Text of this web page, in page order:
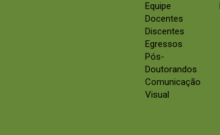
Equipe
Docentes
Discentes
Egressos
Pós-
Doutorandos
Comunicação
Visual